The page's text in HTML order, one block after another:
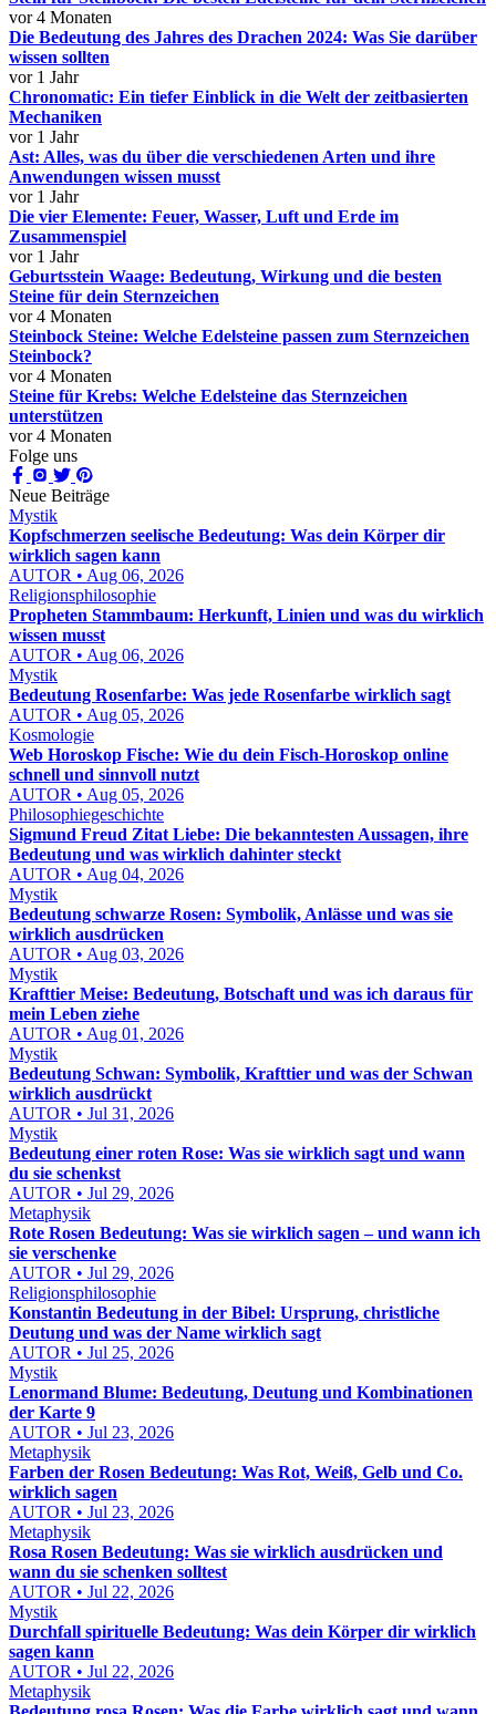
vor 4 Monaten
Die Bedeutung des Jahres des Drachen 2024: Was Sie darüber
wissen sollten
vor 1 Jahr
Chronomatic: Ein tiefer Einblick in die Welt der zeitbasierten
Mechaniken
vor 1 Jahr
Ast: Alles, was du über die verschiedenen Arten und ihre
Anwendungen wissen musst
vor 1 Jahr
Die vier Elemente: Feuer, Wasser, Luft und Erde im
Zusammenspiel
vor 1 Jahr
Geburtsstein Waage: Bedeutung, Wirkung und die besten
Steine für dein Sternzeichen
vor 4 Monaten
Steinbock Steine: Welche Edelsteine passen zum Sternzeichen
Steinbock?
vor 4 Monaten
Steine für Krebs: Welche Edelsteine das Sternzeichen
unterstützen
vor 4 Monaten
Folge uns
Neue Beiträge
Mystik
Kopfschmerzen seelische Bedeutung: Was dein Körper dir
wirklich sagen kann
AUTOR • Aug 06, 2026
Religionsphilosophie
Propheten Stammbaum: Herkunft, Linien und was du wirklich
wissen musst
AUTOR • Aug 06, 2026
Mystik
Bedeutung Rosenfarbe: Was jede Rosenfarbe wirklich sagt
AUTOR • Aug 05, 2026
Kosmologie
Web Horoskop Fische: Wie du dein Fisch-Horoskop online
schnell und sinnvoll nutzt
AUTOR • Aug 05, 2026
Philosophiegeschichte
Sigmund Freud Zitat Liebe: Die bekanntesten Aussagen, ihre
Bedeutung und was wirklich dahinter steckt
AUTOR • Aug 04, 2026
Mystik
Bedeutung schwarze Rosen: Symbolik, Anlässe und was sie
wirklich ausdrücken
AUTOR • Aug 03, 2026
Mystik
Krafttier Meise: Bedeutung, Botschaft und was ich daraus für
mein Leben ziehe
AUTOR • Aug 01, 2026
Mystik
Bedeutung Schwan: Symbolik, Krafttier und was der Schwan
wirklich ausdrückt
AUTOR • Jul 31, 2026
Mystik
Bedeutung einer roten Rose: Was sie wirklich sagt und wann
du sie schenkst
AUTOR • Jul 29, 2026
Metaphysik
Rote Rosen Bedeutung: Was sie wirklich sagen – und wann ich
sie verschenke
AUTOR • Jul 29, 2026
Religionsphilosophie
Konstantin Bedeutung in der Bibel: Ursprung, christliche
Deutung und was der Name wirklich sagt
AUTOR • Jul 25, 2026
Mystik
Lenormand Blume: Bedeutung, Deutung und Kombinationen
der Karte 9
AUTOR • Jul 23, 2026
Metaphysik
Farben der Rosen Bedeutung: Was Rot, Weiß, Gelb und Co.
wirklich sagen
AUTOR • Jul 23, 2026
Metaphysik
Rosa Rosen Bedeutung: Was sie wirklich ausdrücken und
wann du sie schenken solltest
AUTOR • Jul 22, 2026
Mystik
Durchfall spirituelle Bedeutung: Was dein Körper dir wirklich
sagen kann
AUTOR • Jul 22, 2026
Metaphysik